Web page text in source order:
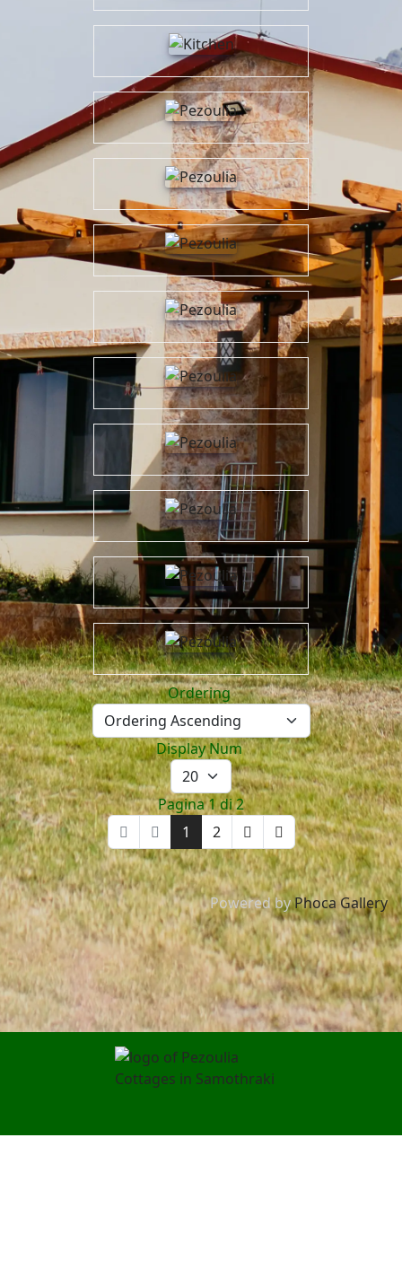
Ordering
Display Num
Pagina 1 di 2
1
2
Powered byPhoca Gallery